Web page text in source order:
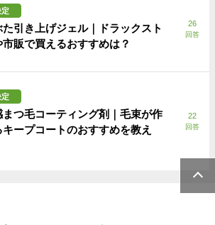
定
た引き上げジェル｜ドラックスト
市販で買えるおすすめは？
26
回答
定
まつ毛コーティング剤｜毛束が作
キープコートのおすすめを教え
22
回答